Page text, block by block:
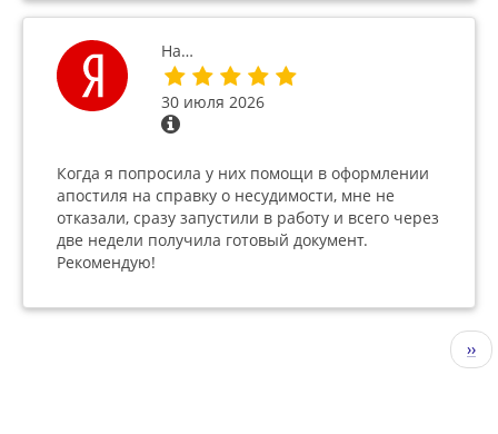
На…
30 июля 2026
Когда я попросила у них помощи в оформлении
апостиля на справку о несудимости, мне не
отказали, сразу запустили в работу и всего через
две недели получила готовый документ.
Рекомендую!
››